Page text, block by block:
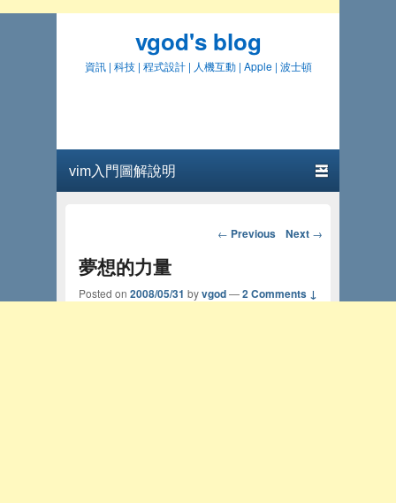
vgod's blog
資訊 | 科技 | 程式設計 | 人機互動 | Apple | 波士頓
Primary menu
Skip to primary content
Skip to secondary content
Post navigation
← Previous Next →
夢想的力量
Posted on 2008/05/31 byvgod—2 Comments ↓